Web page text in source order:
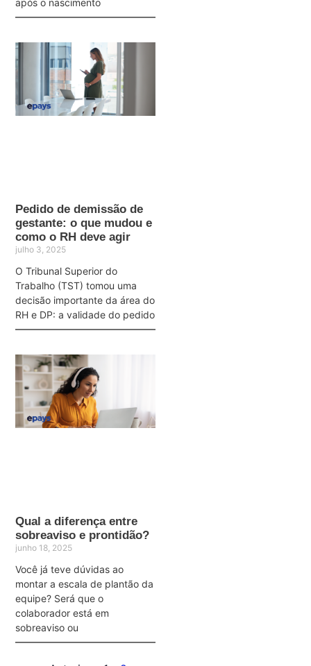
Pedido de demissão de
gestante: o que mudou e
como o RH deve agir
julho 3, 2025
O Tribunal Superior do
Trabalho (TST) tomou uma
decisão importante da área do
RH e DP: a validade do pedido
Qual a diferença entre
sobreaviso e prontidão?
junho 18, 2025
Você já teve dúvidas ao
montar a escala de plantão da
equipe? Será que o
colaborador está em
sobreaviso ou